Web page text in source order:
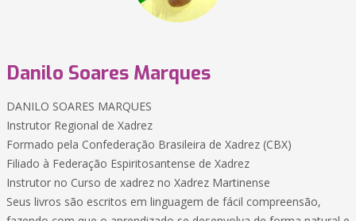
Danilo Soares Marques
DANILO SOARES MARQUES
Instrutor Regional de Xadrez
Formado pela Confederação Brasileira de Xadrez (CBX)
Filiado à Federação Espiritosantense de Xadrez
Instrutor no Curso de xadrez no Xadrez Martinense
Seus livros são escritos em linguagem de fácil compreensão,